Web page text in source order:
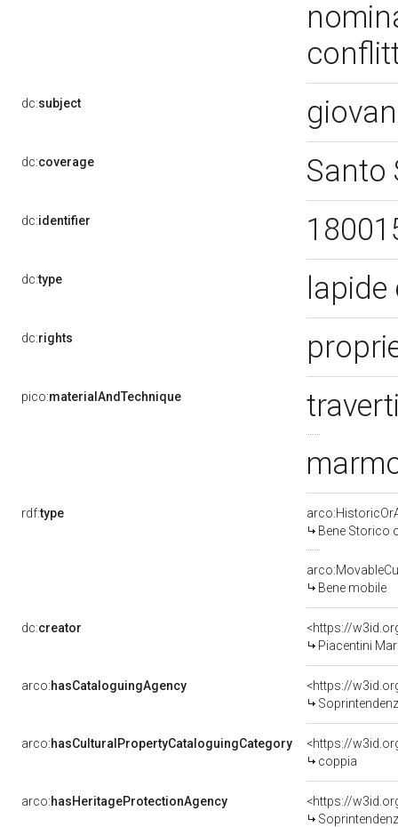
dc:subject
dc:coverage Santo
dc:identifier
dc:type
dc:rights
pico:materialAndTechnique
rdf:type
Bene Storico
Bene mobile
dc:creator
<https://
Piacentini
arco:hasCataloguingAgency
<https://
arco:hasCulturalPropertyCataloguingCategory
<https://
coppia
arco:hasHeritageProtectionAgency
<https://